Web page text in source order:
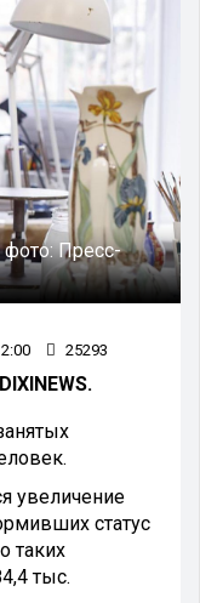
фото:Пресс-
25293
увеличение
статус
таких
тыс.